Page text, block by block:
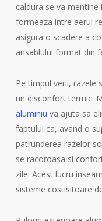
caldura se va
formeaza intre aerul
asigura o scadere a
ansablului format din
Pe timpul verii, razele
un disconfort termic.
aluminiu va ajuta sa
faptului ca, avand o
patrunderea razelor
se racoroasa si
zile. Acest lucru
sisteme costisitoare